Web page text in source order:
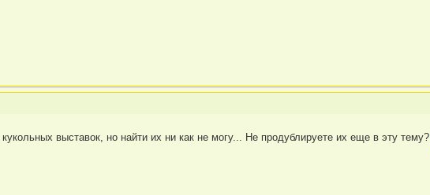
выставок, но найти их ни как не могу... Не продублируете их еще в эту тему?